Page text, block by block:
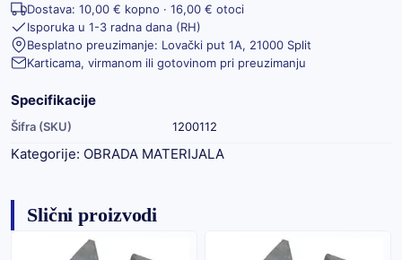
Dostava: 10,00 € kopno · 16,00 € otoci
Isporuka u 1-3 radna dana (RH)
Besplatno preuzimanje: Lovački put 1A, 21000 Split
Karticama, virmanom ili gotovinom pri preuzimanju
Specifikacije
Šifra (SKU) 1200112
Kategorije: OBRADA MATERIJALA
Slični proizvodi